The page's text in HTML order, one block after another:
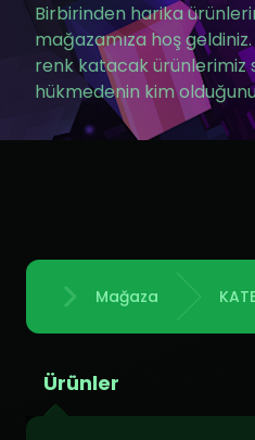
Birbirinden harika
mağazamıza hoş
renk katacak ürünlerimiz
hükmedenin kim
AnasayfaMağaza
Ürünler